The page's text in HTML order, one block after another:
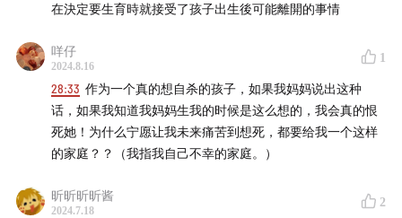
在決定要生育時就接受了孩子出生後可能離開的事情
咩仔
2024.8.16
1
28:33 作为一个真的想自杀的孩子，如果我妈妈说出这种
话，如果我知道我妈妈生我的时候是这么想的，我会真的恨
死她！为什么宁愿让我未来痛苦到想死，都要给我一个这样
的家庭？？（我指我自己不幸的家庭。）
昕昕昕昕酱
2024.7.18
2